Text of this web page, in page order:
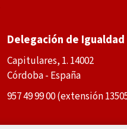
Delegación de Igualdad
Capitulares, 1. 14002
Córdoba - España
957 49 99 00 (extensión